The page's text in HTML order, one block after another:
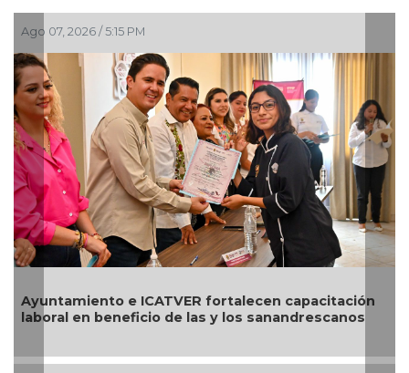
/ 5:15 PM
e ICATVER fortalecen capacitación
beneficio de las y los sanandrescanos
Resalta
Ruzzarín y
Festival